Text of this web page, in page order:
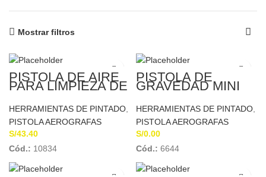
Mostrar filtros
PISTOLA DE AIRE
PARA LIMPIEZA DE
MOTORES MAX. 90
PSI-1/4 NPT
TRUPER 19236
HERRAMIENTAS DE PINTADO,
PISTOLA AEROGRAFAS
S/43.40
Cód.: 10834
PISTOLA DE
GRAVEDAD MINI
DE RETOQUE
TRUPER 19090
HERRAMIENTAS DE PINTADO,
PISTOLA AEROGRAFAS
S/0.00
Cód.: 6644